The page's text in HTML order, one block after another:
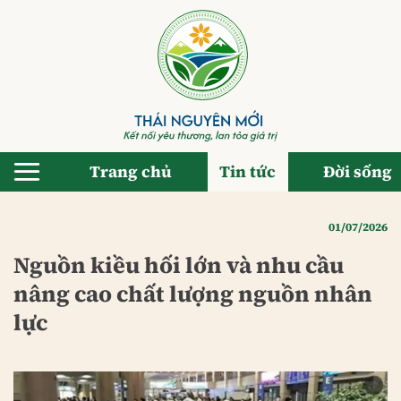
Trang chủ Tin tức Đời sống
01/07/2026
Nguồn kiều hối lớn và nhu cầu
nâng cao chất lượng nguồn nhân
lực